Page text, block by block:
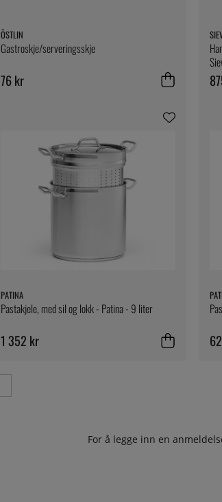
ÖSTLIN
Gastroskje/serveringsskje
76 kr
PATINA
Pastakjele, med sil og lokk - Patina - 9 liter
1 352 kr
For å legge inn en